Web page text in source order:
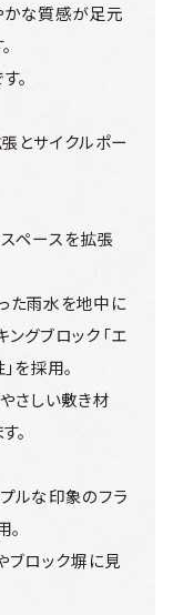
かな質感が足元
。
とサイクルポー
ペースを拡張
た雨水を地中に
グブロック「エ
を採用。
さしい敷き材
。
ルな印象のフラ
ブロック塀に見